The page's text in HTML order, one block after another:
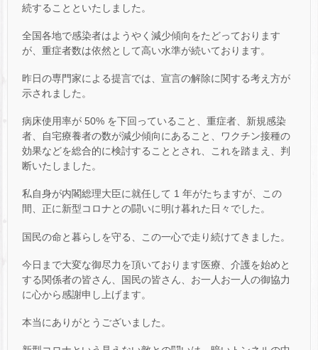
続することといたしました。
全国各地で感染者はようやく減少傾向をたどっております
が、重症者数は依然として高い水準が続いております。
昨日の専門家による提言では、宣言の解除に関する考え方が
示されました。
病床使用率が 50% を下回っていること、重症者、新規感染
者、自宅療養者の数が減少傾向にあること、ワクチン接種の
効果などを総合的に検討することとされ、これを踏まえ、判
断いたしました。
私自身が内閣総理大臣に就任して 1 年がたちますが、この
間、正に新型コロナとの闘いに明け暮れた日々でした。
国民の命と暮らしを守る、この一心で走り続けてきました。
今日まで大変な御尽力を頂いております医療、介護を始めと
する関係者の皆さん、国民の皆さん、お一人お一人の御協力
に心から感謝申し上げます。
本当にありがとうございました。